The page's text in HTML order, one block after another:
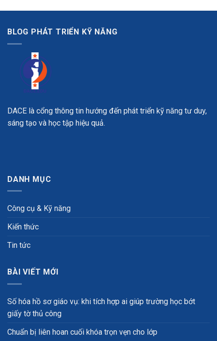
BLOG PHÁT TRIỂN KỸ NĂNG
DACE là cổng thông tin hướng đến phát triển kỹ năng tư duy,
sáng tạo và học tập hiệu quả.
DANH MỤC
Công cụ & Kỹ năng
Kiến thức
Tin tức
BÀI VIẾT MỚI
Số hóa hồ sơ giáo vụ: khi tích hợp ai giúp trường học bớt
giấy tờ thủ công
Chuẩn bị liên hoan cuối khóa trọn vẹn cho lớp